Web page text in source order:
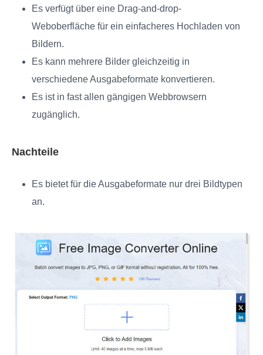
Es verfügt über eine Drag-and-drop-
Weboberfläche für ein einfacheres Hochladen von
Bildern.
Es kann mehrere Bilder gleichzeitig in
verschiedene Ausgabeformate konvertieren.
Es ist in fast allen gängigen Webbrowsern
zugänglich.
Nachteile
Es bietet für die Ausgabeformate nur drei Bildtypen
an.